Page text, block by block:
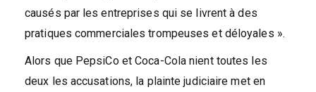
causés par les entreprises qui se livrent à des
pratiques commerciales trompeuses et déloyales ».
Alors que PepsiCo et Coca-Cola nient toutes les
deux les accusations, la plainte judiciaire met en